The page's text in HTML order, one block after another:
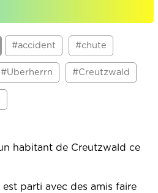
#accident #chute
#Uberherrn #Creutzwald
habitant de Creutzwald ce
parti avec des amis faire